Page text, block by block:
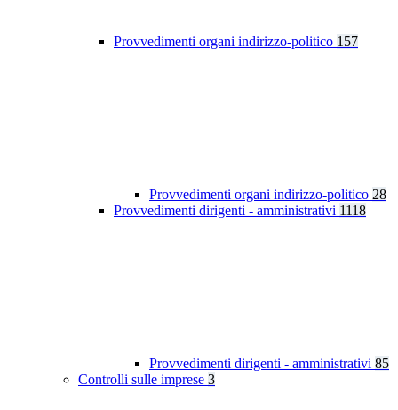
Provvedimenti organi indirizzo-politico 157
Provvedimenti organi indirizzo-politico 28
Provvedimenti dirigenti - amministrativi 1118
Provvedimenti dirigenti - amministrativi 85
Controlli sulle imprese 3